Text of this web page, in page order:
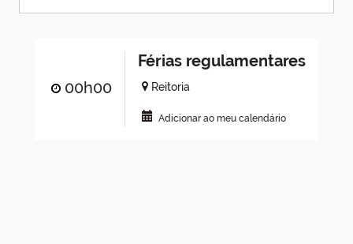
00h00
Férias regulamentares
Reitoria
Adicionar ao meu calendário